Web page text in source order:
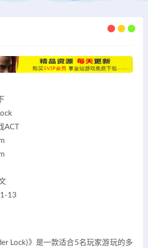
13
Lock)》是一款适合5名玩家游玩的多